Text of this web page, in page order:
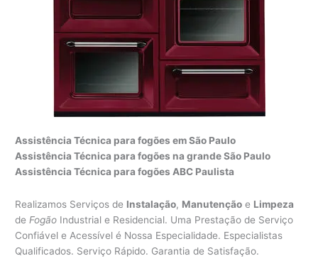
Assistência Técnica para fogões em São Paulo
Assistência Técnica para fogões na grande São Paulo
Assistência Técnica para fogões ABC Paulista
Realizamos Serviços de Instalação, Manutenção e Limpeza
de Fogão Industrial e Residencial. Uma Prestação de Serviço
Confiável e Acessível é Nossa Especialidade. Especialistas
Qualificados. Serviço Rápido. Garantia de Satisfação.